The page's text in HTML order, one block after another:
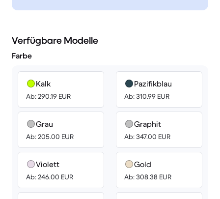
Verfügbare Modelle
Farbe
Kalk
Ab: 290.19 EUR
Grau
Ab: 205.00 EUR
Violett
Ab: 246.00 EUR
Pazifikblau
Ab: 310.99 EUR
Graphit
Ab: 347.00 EUR
Gold
Ab: 308.38 EUR